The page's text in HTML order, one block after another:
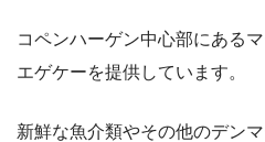
コペンハーゲン中心部にある
エゲケーを提供しています。
新鮮な魚介類やその他のデン